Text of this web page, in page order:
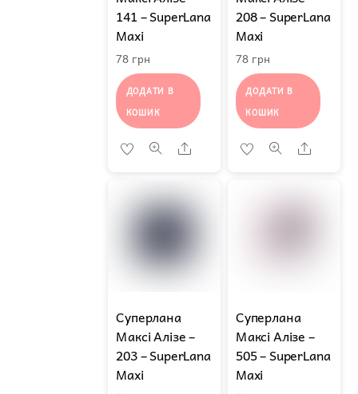
141 – SuperLana
Maxi
78 грн
ДОДАТИ В
КОШИК
Share
208 – SuperLana
Maxi
78 грн
ДОДАТИ В
КОШИК
Share
Суперлана
Максі Алізе –
203 – SuperLana
Maxi
Суперлана
Максі Алізе –
505 – SuperLana
Maxi